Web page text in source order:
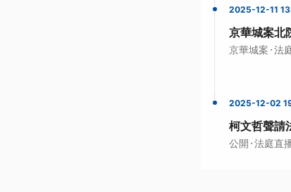
2025-12-11
京華城案北
京華城案 ·法
2025-12-02
柯文哲聲請
公開 ·法庭直